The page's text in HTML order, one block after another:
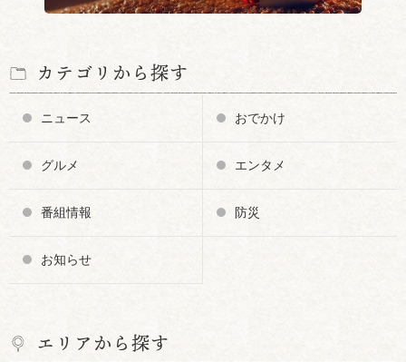
カテゴリから探す
ニュース おでかけ
グルメ エンタメ
番組情報 防災
お知らせ
エリアから探す